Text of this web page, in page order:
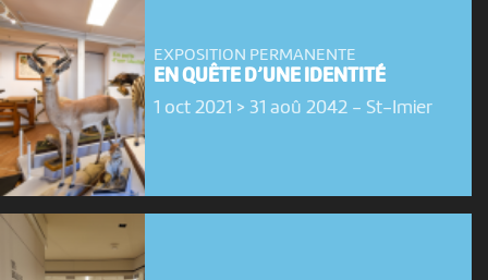
EXPOSITION PERMANENTE
EN QUÊTE D’UNE IDENTITÉ
1 oct 2021 > 31 aoû 2042- St-Imier